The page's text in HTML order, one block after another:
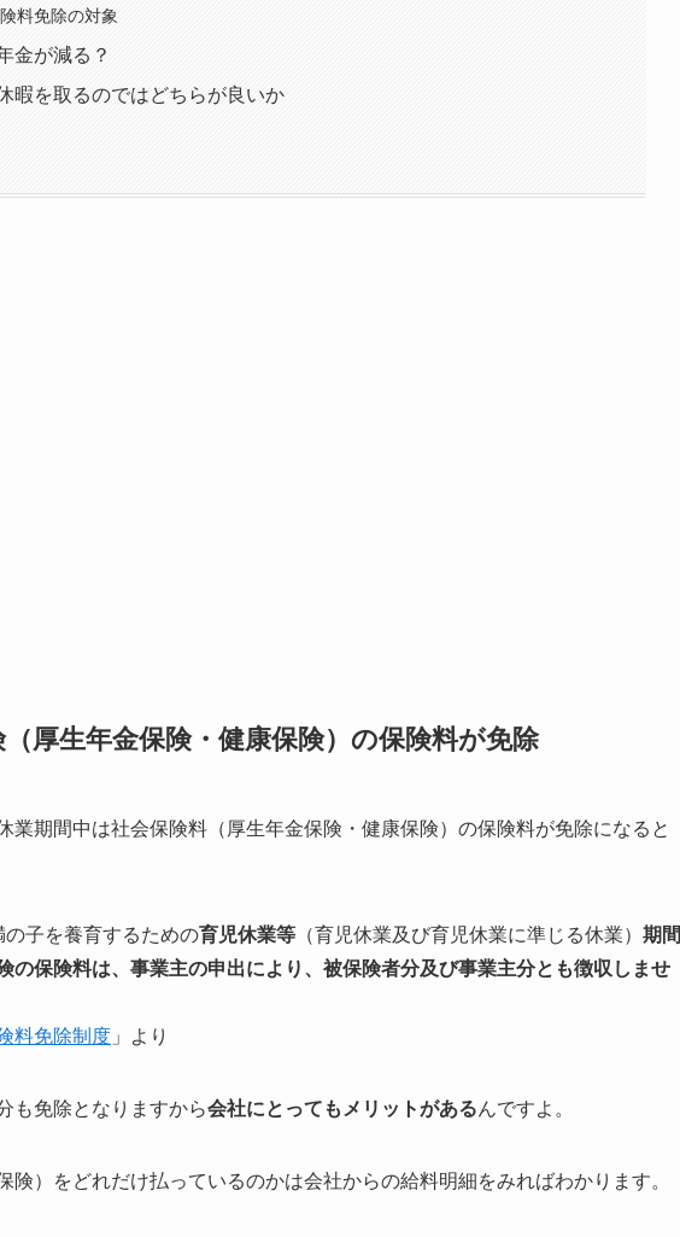
料免除の対象
金が減る？
暇を取るのではどちらが良いか
厚生年金保険・健康保険）の保険料が免除
業期間中は社会保険料（厚生年金保険・健康保険）の保険料が免除になると
子を養育するための育児休業等 （育児休業及び育児休業に準じる休業） 期間
の保険料は、事業主の申出により、被保険者分及び事業主分とも徴収しませ
料免除制度 」より
も免除となりますから会社にとってもメリットがあるんですよ。
険）をどれだけ払っているのかは会社からの給料明細をみればわかります。